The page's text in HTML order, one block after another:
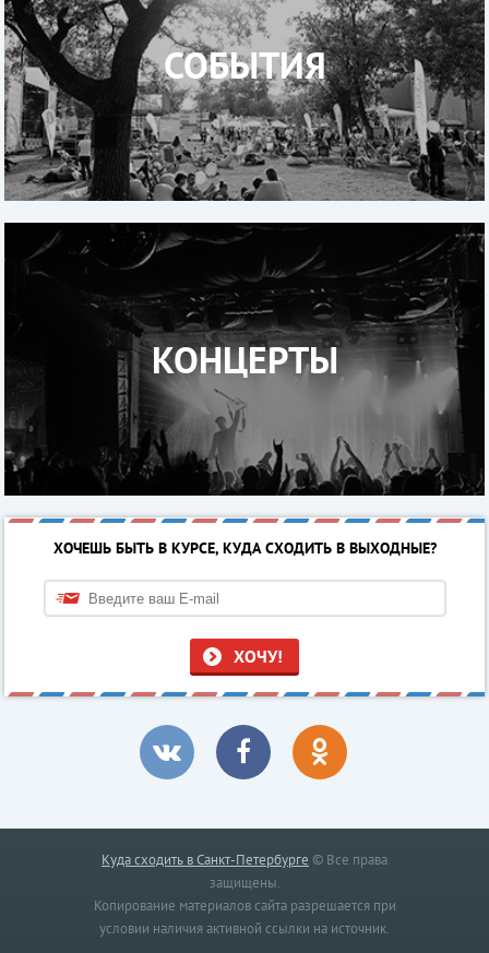
СОБЫТИЯ
КОНЦЕРТЫ
ХОЧЕШЬ БЫТЬ В КУРСЕ, КУДА СХОДИТЬ В ВЫХОДНЫЕ?
ХОЧУ!
Куда сходить в Санкт-Петербурге © Все права
защищены.
Копирование материалов сайта разрешается при
условии наличия активной ссылки на источник.